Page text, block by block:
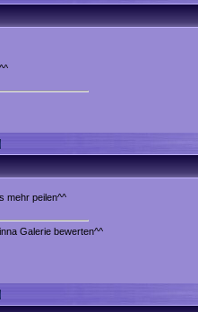
mehr peilen^^
Galerie bewerten^^